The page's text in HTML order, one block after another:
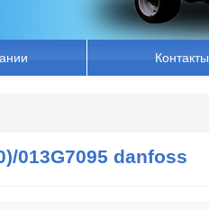
Контакты
013G7095 danfoss